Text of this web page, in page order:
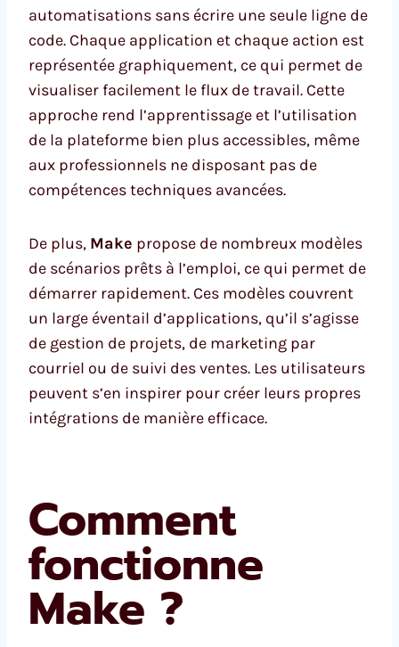
automatisations sans écrire une seule ligne de
code. Chaque application et chaque action est
représentée graphiquement, ce qui permet de
visualiser facilement le flux de travail. Cette
approche rend l’apprentissage et l’utilisation
de la plateforme bien plus accessibles, même
aux professionnels ne disposant pas de
compétences techniques avancées.
De plus, Make propose de nombreux modèles
de scénarios prêts à l’emploi, ce qui permet de
démarrer rapidement. Ces modèles couvrent
un large éventail d’applications, qu’il s’agisse
de gestion de projets, de marketing par
courriel ou de suivi des ventes. Les utilisateurs
peuvent s’en inspirer pour créer leurs propres
intégrations de manière efficace.
Comment
fonctionne
Make ?